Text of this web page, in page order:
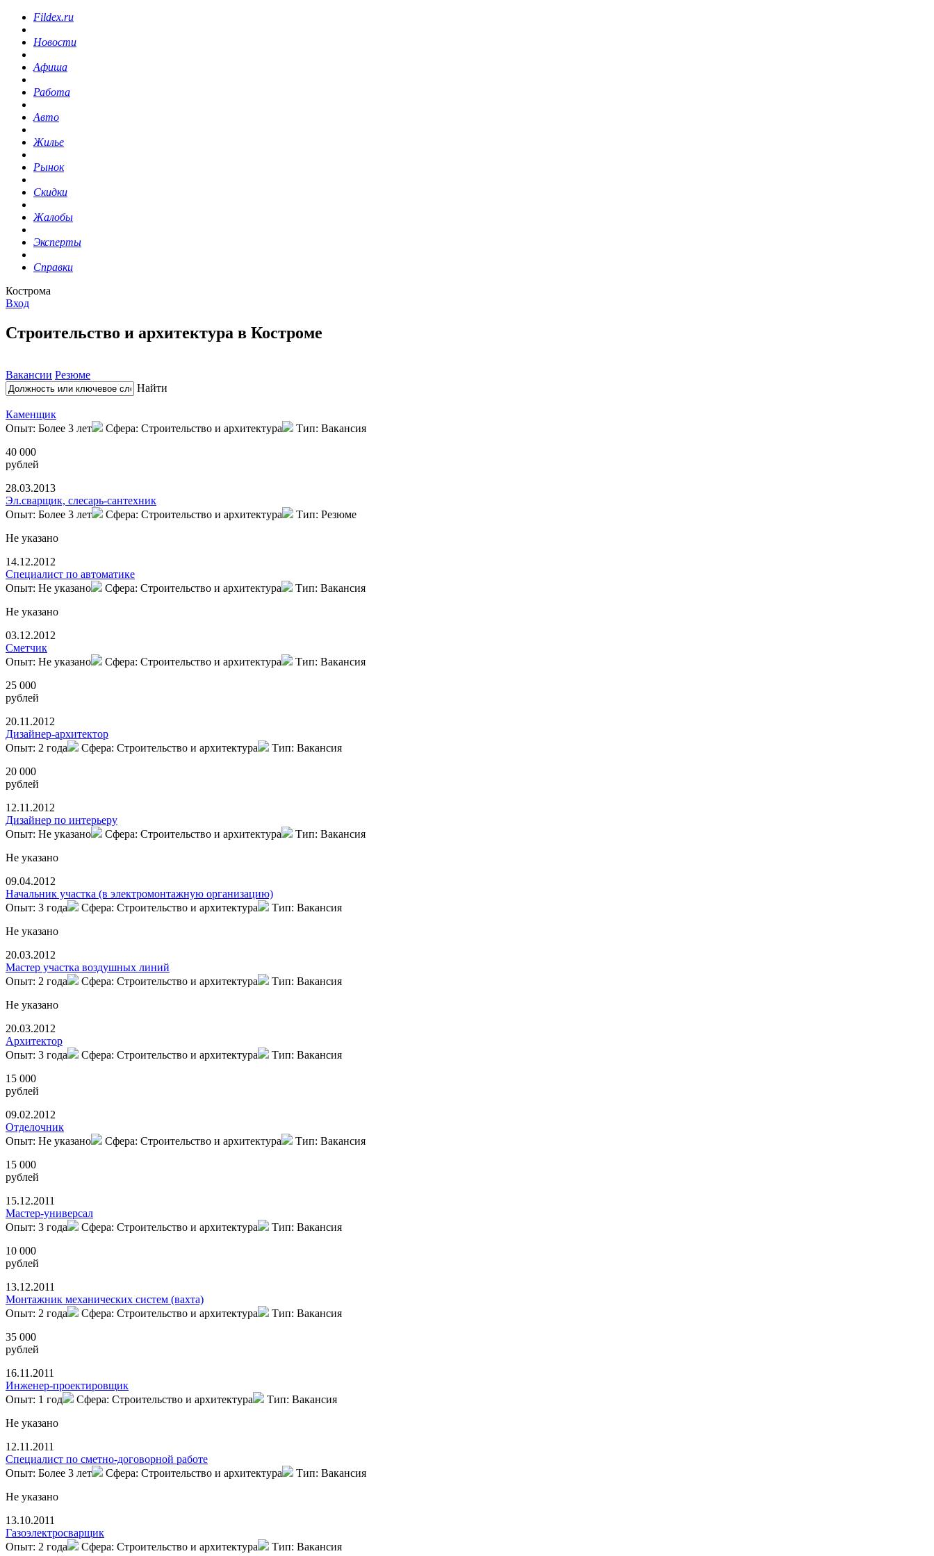
Fildex.ru
Новости
Афиша
Работа
Авто
Жилье
Рынок
Скидки
Жалобы
Эксперты
Справки
Кострома
Вход
Строительство и архитектура в Костроме
Вакансии Резюме
Найти
Каменщик
Опыт: Более 3 лет
Сфера: Строительство и архитектура
Тип: Вакансия
40 000
рублей
28.03.2013
Эл.сварщик, слесарь-сантехник
Опыт: Более 3 лет
Сфера: Строительство и архитектура
Тип: Резюме
Не указано
14.12.2012
Специалист по автоматике
Опыт: Не указано
Сфера: Строительство и архитектура
Тип: Вакансия
Не указано
03.12.2012
Сметчик
Опыт: Не указано
Сфера: Строительство и архитектура
Тип: Вакансия
25 000
рублей
20.11.2012
Дизайнер-архитектор
Опыт: 2 года
Сфера: Строительство и архитектура
Тип: Вакансия
20 000
рублей
12.11.2012
Дизайнер по интерьеру
Опыт: Не указано
Сфера: Строительство и архитектура
Тип: Вакансия
Не указано
09.04.2012
Начальник участка (в электромонтажную организацию)
Опыт: 3 года
Сфера: Строительство и архитектура
Тип: Вакансия
Не указано
20.03.2012
Мастер участка воздушных линий
Опыт: 2 года
Сфера: Строительство и архитектура
Тип: Вакансия
Не указано
20.03.2012
Архитектор
Опыт: 3 года
Сфера: Строительство и архитектура
Тип: Вакансия
15 000
рублей
09.02.2012
Отделочник
Опыт: Не указано
Сфера: Строительство и архитектура
Тип: Вакансия
15 000
рублей
15.12.2011
Мастер-универсал
Опыт: 3 года
Сфера: Строительство и архитектура
Тип: Вакансия
10 000
рублей
13.12.2011
Монтажник механических систем (вахта)
Опыт: 2 года
Сфера: Строительство и архитектура
Тип: Вакансия
35 000
рублей
16.11.2011
Инженер-проектировщик
Опыт: 1 год
Сфера: Строительство и архитектура
Тип: Вакансия
Не указано
12.11.2011
Cпециалист по сметно-договорной работе
Опыт: Более 3 лет
Сфера: Строительство и архитектура
Тип: Вакансия
Не указано
13.10.2011
Газоэлектросварщик
Опыт: 2 года
Сфера: Строительство и архитектура
Тип: Вакансия